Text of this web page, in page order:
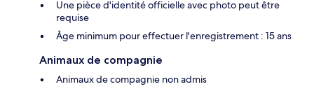
Une pièce d'identité officielle avec photo peut être
requise
Âge minimum pour effectuer l'enregistrement : 15 ans
Animaux de compagnie
Animaux de compagnie non admis